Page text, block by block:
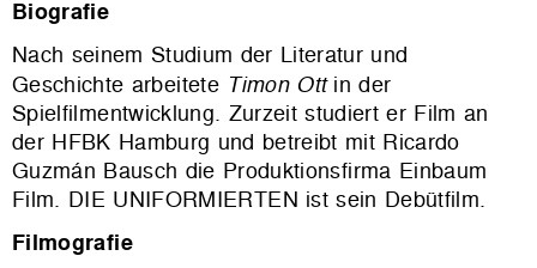
Biografie
Nach seinem Studium der Literatur und
Geschichte arbeitete Timon Ottin der
Spielfilmentwicklung. Zurzeit studiert er Film an
der HFBK Hamburg und betreibt mit Ricardo
Guzmán Bausch die Produktionsfirma Einbaum
Film. DIE UNIFORMIERTEN ist sein Debütfilm.
Filmografie